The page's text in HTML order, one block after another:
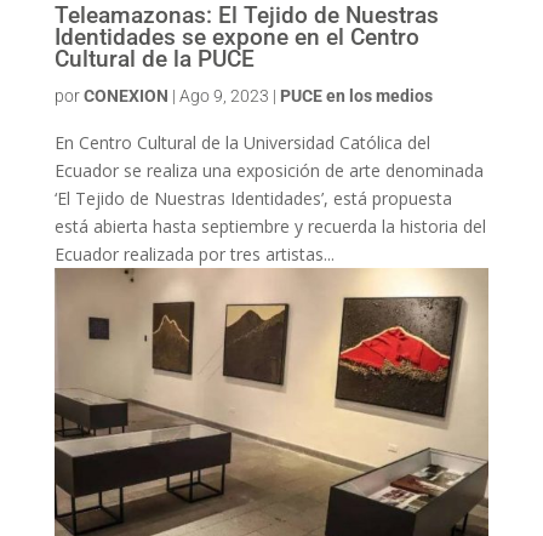
Teleamazonas: El Tejido de Nuestras
Identidades se expone en el Centro
Cultural de la PUCE
porCONEXION | Ago 9, 2023 | PUCE en los medios
En Centro Cultural de la Universidad Católica del
Ecuador se realiza una exposición de arte denominada
‘El Tejido de Nuestras Identidades’, está propuesta
está abierta hasta septiembre y recuerda la historia del
Ecuador realizada por tres artistas...